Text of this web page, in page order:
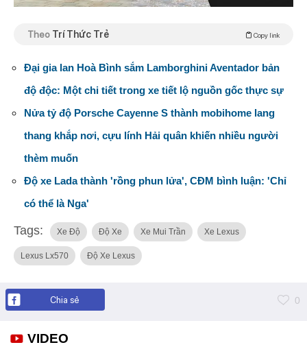
Theo Trí Thức Trẻ Copy link
Đại gia lan Hoà Bình sắm Lamborghini Aventador bản
độ độc: Một chi tiết trong xe tiết lộ nguồn gốc thực sự
Nửa tỷ độ Porsche Cayenne S thành mobihome lang
thang khắp nơi, cựu lính Hải quân khiến nhiều người
thèm muốn
Độ xe Lada thành 'rồng phun lửa', CĐM bình luận: 'Chỉ
có thể là Nga'
Tags: Xe Độ Độ Xe Xe Mui Trần Xe Lexus
Lexus Lx570 Độ Xe Lexus
Chia sẻ 0
VIDEO